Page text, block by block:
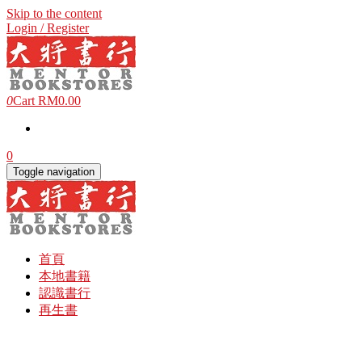
Skip to the content
Login / Register
0Cart RM0.00
0
Toggle navigation
首頁
本地書籍
認識書行
再生書